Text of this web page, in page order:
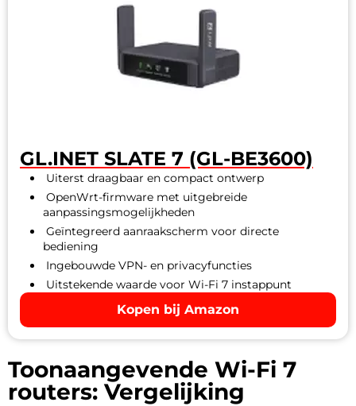
GL.INET SLATE 7 (GL-BE3600)
Uiterst draagbaar en compact ontwerp
OpenWrt-firmware met uitgebreide
aanpassingsmogelijkheden
Geïntegreerd aanraakscherm voor directe
bediening
Ingebouwde VPN- en privacyfuncties
Uitstekende waarde voor Wi-Fi 7 instappunt
Kopen bij Amazon
Toonaangevende Wi-Fi 7
routers: Vergelijking